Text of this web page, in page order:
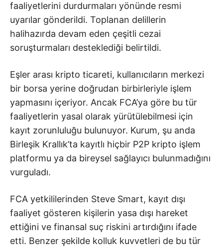
faaliyetlerini durdurmaları yönünde resmi
uyarılar gönderildi. Toplanan delillerin
halihazırda devam eden çeşitli cezai
soruşturmaları desteklediği belirtildi.
Eşler arası kripto ticareti, kullanıcıların merkezi
bir borsa yerine doğrudan birbirleriyle işlem
yapmasını içeriyor. Ancak FCA’ya göre bu tür
faaliyetlerin yasal olarak yürütülebilmesi için
kayıt zorunluluğu bulunuyor. Kurum, şu anda
Birleşik Krallık’ta kayıtlı hiçbir P2P kripto işlem
platformu ya da bireysel sağlayıcı bulunmadığını
vurguladı.
FCA yetkililerinden Steve Smart, kayıt dışı
faaliyet gösteren kişilerin yasa dışı hareket
ettiğini ve finansal suç riskini artırdığını ifade
etti. Benzer şekilde kolluk kuvvetleri de bu tür